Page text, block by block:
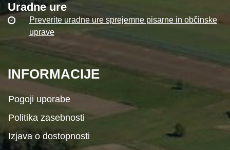
Uradne ure
Preverite uradne ure sprejemne pisarne in občinske
uprave
INFORMACIJE
Pogoji uporabe
Politika zasebnosti
Izjava o dostopnosti